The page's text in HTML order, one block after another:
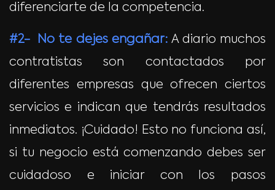
diferenciarte de la competencia.
#2- No te dejes engañar: A diario muchos
contratistas son contactados por
diferentes empresas que ofrecen ciertos
servicios e indican que tendrás resultados
inmediatos. ¡Cuidado! Esto no funciona así,
si tu negocio está comenzando debes ser
cuidadoso e iniciar con los pasos